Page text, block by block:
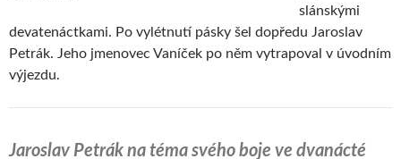
slánskými
devatenáctkami. Po vylétnutí pásky šel dopředu Jaroslav
Petrák. Jeho jmenovec Vaníček po něm vytrapoval v úvodním
výjezdu.
Jaroslav Petrák na téma svého boje ve dvanácté